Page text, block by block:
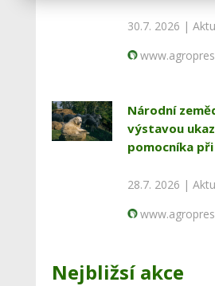
30.7. 2026 |
Národní
výstavou
pomocníka
28.7. 2026 |
Nejbližsí akce